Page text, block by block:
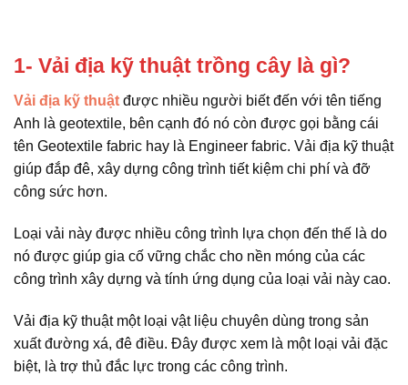
1- Vải địa kỹ thuật trồng cây là gì?
Vải địa kỹ thuật được nhiều người biết đến với tên tiếng
Anh là geotextile, bên cạnh đó nó còn được gọi bằng cái
tên Geotextile fabric hay là Engineer fabric. Vải địa kỹ thuật
giúp đắp đê, xây dựng công trình tiết kiệm chi phí và đỡ
công sức hơn.
Loại vải này được nhiều công trình lựa chọn đến thế là do
nó được giúp gia cố vững chắc cho nền móng của các
công trình xây dựng và tính ứng dụng của loại vải này cao.
Vải địa kỹ thuật một loại vật liệu chuyên dùng trong sản
xuất đường xá, đê điều. Đây được xem là một loại vải đặc
biệt, là trợ thủ đắc lực trong các công trình.